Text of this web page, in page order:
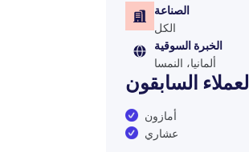
الصناعة
الكل
الخبرة السوقية
ألمانيا، النمسا
العملاء السابقون
أمازون
عشاري